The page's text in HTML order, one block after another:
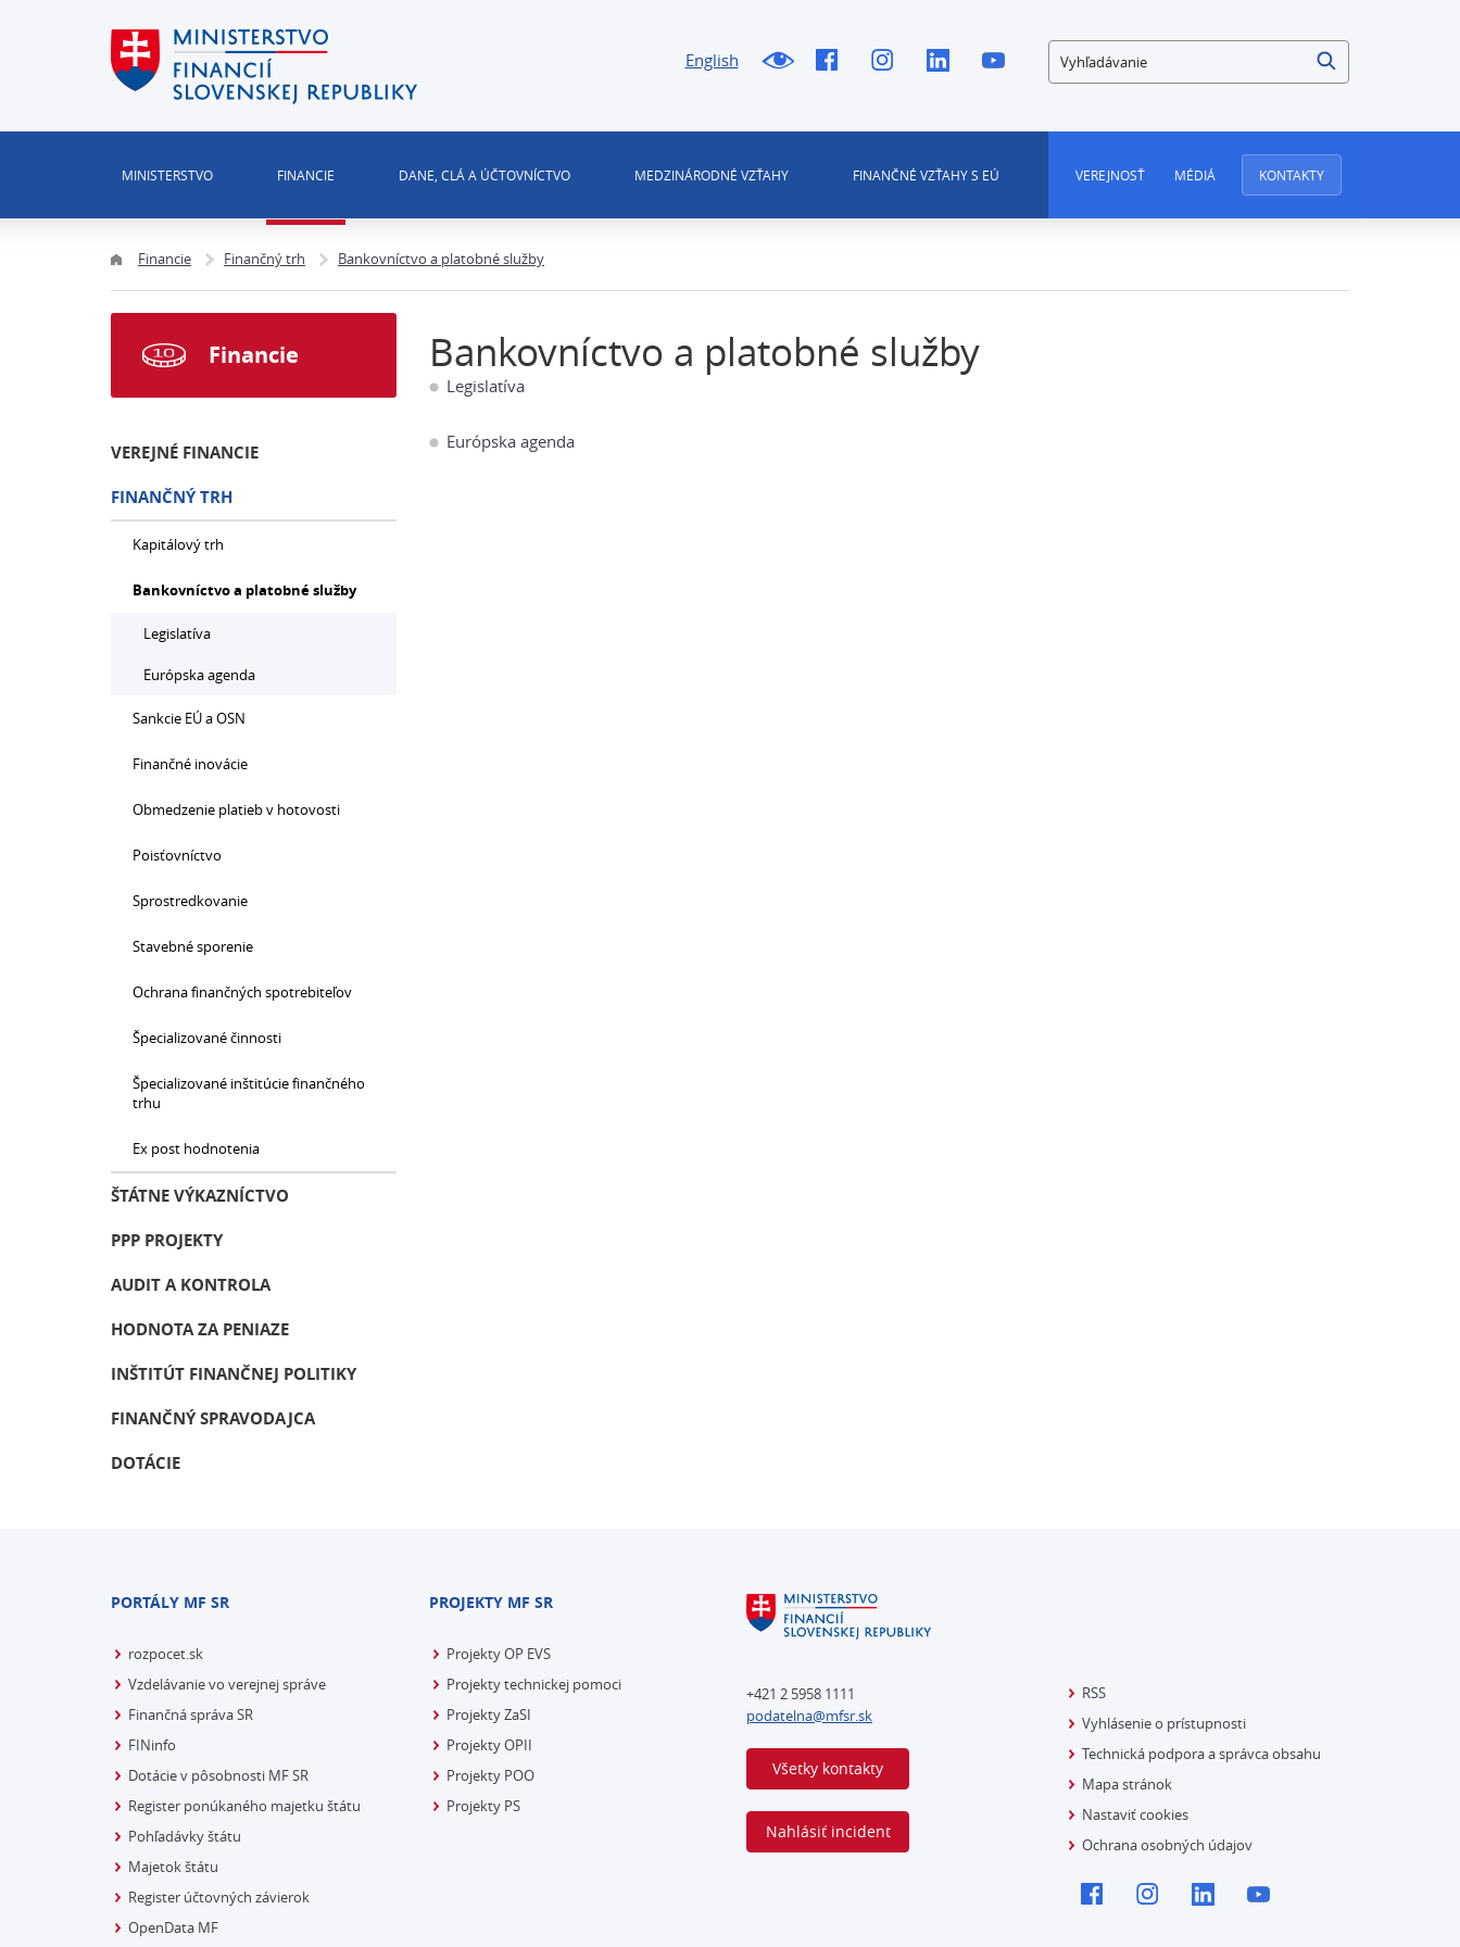
English Vyhľadávanie
MINISTERSTVO FINANCIE DANE, CLÁ A ÚČTOVNÍCTVO MEDZINÁRODNÉ VZŤAHY FINANČNÉ VZŤAHY S EÚ VEREJNOSŤ MÉDIÁ KONTAKTY
Financie Finančný trh Bankovníctvo a platobné služby
Bankovníctvo a platobné služby
Legislatíva
Európska agenda
Financie
VEREJNÉ FINANCIE
FINANČNÝ TRH
Kapitálový trh
Bankovníctvo a platobné služby
Legislatíva
Európska agenda
Sankcie EÚ a OSN
Finančné inovácie
Obmedzenie platieb v hotovosti
Poisťovníctvo
Sprostredkovanie
Stavebné sporenie
Ochrana finančných spotrebiteľov
Špecializované činnosti
Špecializované inštitúcie finančného
trhu
Ex post hodnotenia
ŠTÁTNE VÝKAZNÍCTVO
PPP PROJEKTY
AUDIT A KONTROLA
HODNOTA ZA PENIAZE
INŠTITÚT FINANČNEJ POLITIKY
FINANČNÝ SPRAVODAJCA
DOTÁCIE
PORTÁLY MF SR
rozpocet.sk
Vzdelávanie vo verejnej správe
Finančná správa SR
FINinfo
Dotácie v pôsobnosti MF SR
Register ponúkaného majetku štátu
Pohľadávky štátu
Majetok štátu
Register účtovných závierok
OpenData MF
PROJEKTY MF SR
Projekty OP EVS
Projekty technickej pomoci
Projekty ZaSI
Projekty OPII
Projekty POO
Projekty PS
+421 2 5958 1111
podatelna@mfsr.sk
Všetky kontakty
Nahlásiť incident
RSS
Vyhlásenie o prístupnosti
Technická podpora a správca obsahu
Mapa stránok
Nastaviť cookies
Ochrana osobných údajov